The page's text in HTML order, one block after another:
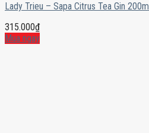
Lady Trieu – Sapa Citrus Tea Gin 200ml
315.000₫
Mua ngay